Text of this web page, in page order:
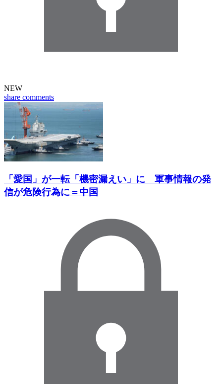
NEW
share comments
「愛国」が一転「機密漏えい」に 軍事情報の発
信が危険行為に＝中国